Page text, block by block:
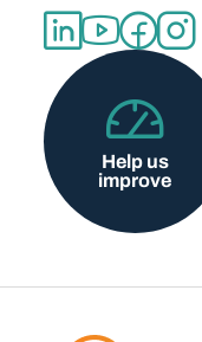
Help us
improve